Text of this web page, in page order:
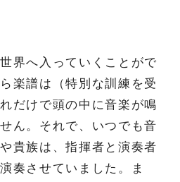
界へ入っていくことがで
楽譜は（特別な訓練を受
だけで頭の中に音楽が鳴
ん。それで、いつでも音
貴族は、指揮者と演奏者
奏させていました。ま